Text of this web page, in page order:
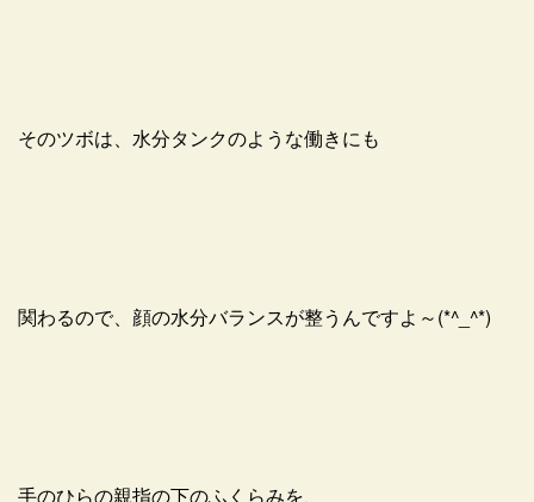
そのツボは、水分タンクのような働きにも
関わるので、顔の水分バランスが整うんですよ～(*^_^*)
手のひらの親指の下のふくらみを、